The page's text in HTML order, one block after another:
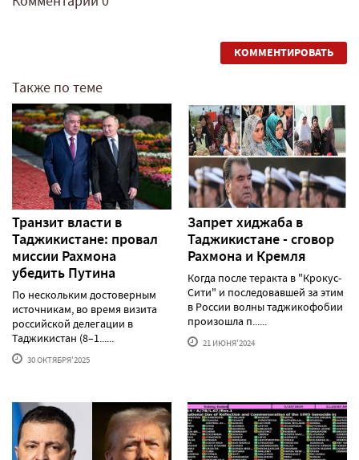
КОММЕНТИРОВАТЬ
Также по теме
Транзит власти в
Таджикистане: провал
миссии Рахмона
убедить Путина
По нескольким достоверным
источникам, во время визита
российской делегации в
Таджикистан (8–1......
30 ОКТЯБРЯ'2025
Запрет хиджаба в
Таджикистане - сговор
Рахмона и Кремля
Когда после теракта в "Крокус-
Сити" и последовавшей за этим
в России волны таджикофобии
произошла п......
21 ИЮНЯ'2024